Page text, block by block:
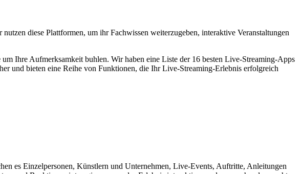
diese Plattformen, um ihr Fachwissen weiterzugeben, interaktive Veranstaltungen
um Ihre Aufmerksamkeit buhlen. Wir haben eine Liste der 16 besten Live-Streaming-Apps
und bieten eine Reihe von Funktionen, die Ihr Live-Streaming-Erlebnis erfolgreich
es Einzelpersonen, Künstlern und Unternehmen, Live-Events, Auftritte, Anleitungen